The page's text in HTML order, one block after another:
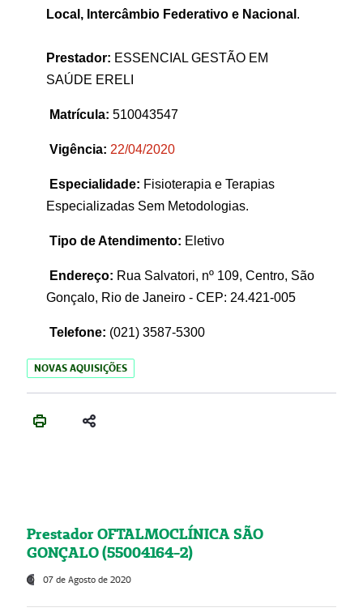
Local, Intercâmbio Federativo e Nacional .
Prestador: ESSENCIAL GESTÃO EM
SAÚDE ERELI
Matrícula: 510043547
Vigência: 22/04/2020
Especialidade: Fisioterapia e Terapias
Especializadas Sem Metodologias.
Tipo de Atendimento: Eletivo
Endereço: Rua Salvatori, nº 109, Centro, São
Gonçalo, Rio de Janeiro - CEP: 24.421-005
Telefone: (021) 3587-5300
NOVAS AQUISIÇÕES
Prestador OFTALMOCLÍNICA SÃO
GONÇALO (55004164-2)
07 de Agosto de 2020